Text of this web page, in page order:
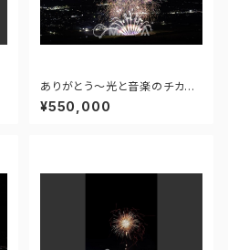
ありがとう～光と音楽のチカラ
～ - 大曲の花火―春の章―「新
作花火コレクション2024 世界
¥550,000